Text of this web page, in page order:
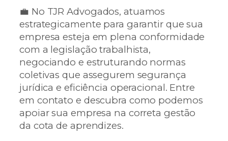
💼 No TJR Advogados, atuamos
estrategicamente para garantir que sua
empresa esteja em plena conformidade
com a legislação trabalhista,
negociando e estruturando normas
coletivas que assegurem segurança
jurídica e eficiência operacional. Entre
em contato e descubra como podemos
apoiar sua empresa na correta gestão
da cota de aprendizes.